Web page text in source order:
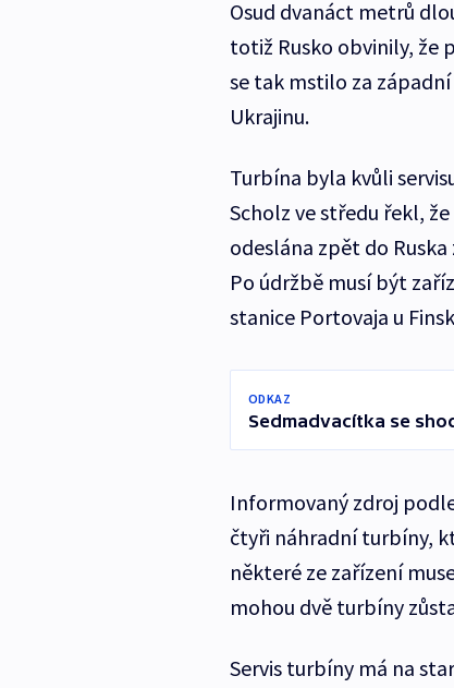
Osud dvanáct metrů
totiž Rusko obvinily, že
se tak mstilo za
Ukrajinu.
Turbína byla kvůli
Scholz ve středu řekl,
odeslána zpět do
Po údržbě musí být
stanice Portovaja u
ODKAZ
Sedmadvacítka se
Informovaný zdroj
čtyři náhradní turbíny,
některé ze zařízení
mohou dvě turbíny
Servis turbíny má na